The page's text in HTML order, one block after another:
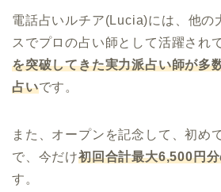
電話占いルチア(Lucia)には、他の
スでプロの占い師として活躍され
を突破してきた実力派占い師が多
占いです。
また、オープンを記念して、初め
で、今だけ初回合計最大6,500円
す。